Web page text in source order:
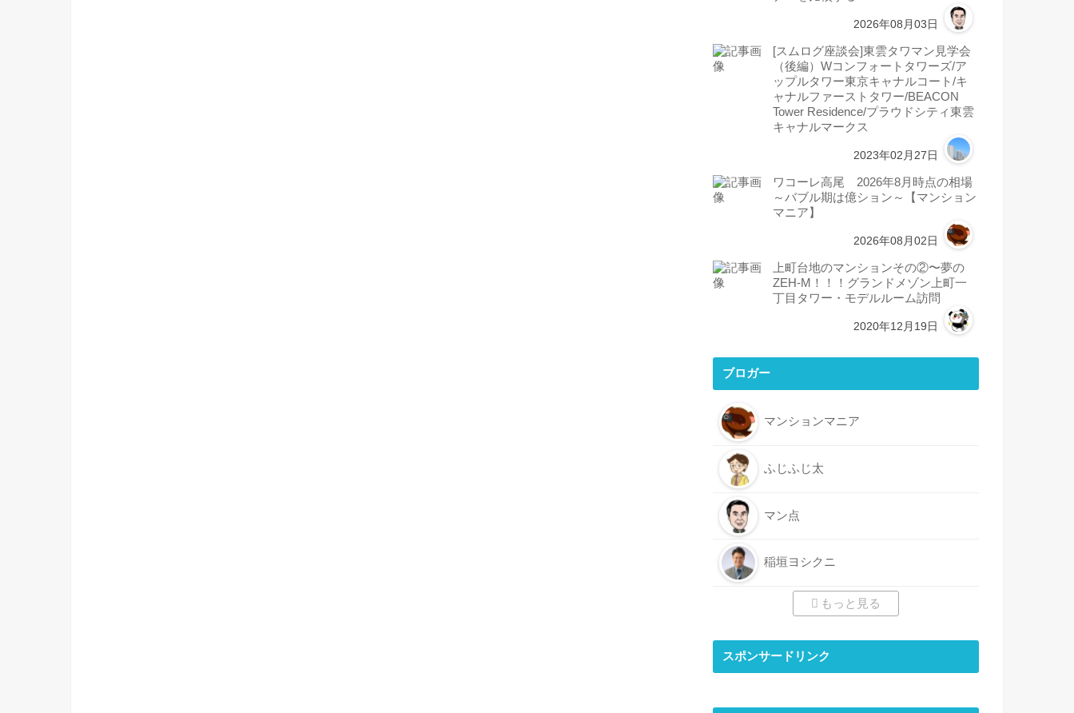
2026年08月03日
[スムログ座談会]東雲タワマン見学会
（後編）Wコンフォートタワーズ/ア
ップルタワー東京キャナルコート/キ
ャナルファーストタワー/BEACON
Tower Residence/プラウドシティ東雲
キャナルマークス
2023年02月27日
ワコーレ高尾 2026年8月時点の相場
～バブル期は億ション～【マンション
マニア】
2026年08月02日
上町台地のマンションその②〜夢の
ZEH-M！！！グランドメゾン上町一
丁目タワー・モデルルーム訪問
2020年12月19日
ブロガー
マンションマニア
ふじふじ太
マン点
稲垣ヨシクニ
もっと見る
スポンサードリンク